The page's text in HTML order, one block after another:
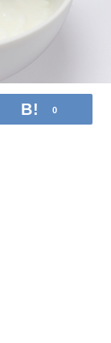
0